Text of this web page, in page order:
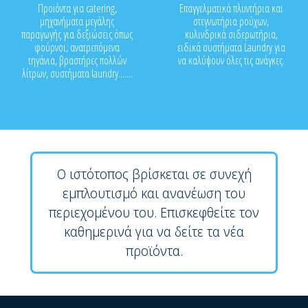
Προϊόντα για catering,
μηχανήματα μεγάλης
παραγωγής για δεξιώσεις όπως
φούρνοι, ανατρεπόμενα
τηγάνια, βραστήρες πολλών
λίτρων, συστήματα laundry.......
Επαγγελματικά πλυντήρια και
στεγνωτήρια ρούχων,
κυλινδρικά σιδερωτήρια,
ειδικά συστήματα Laundry για
να καλύψουν όλες τις ανάγκες.
Ο ιστότοπος βρίσκεται σε συνεχή
εμπλουτισμό και ανανέωση του
περιεχομένου του. Επισκεφθείτε τον
καθημερινά για να δείτε τα νέα
προϊόντα.